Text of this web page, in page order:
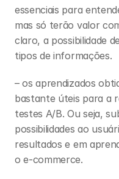
essenciais para
mas só terão valor
claro, a possibilidade
tipos de informações.
– os aprendizados
bastante úteis para a
testes A/B. Ou seja,
possibilidades ao
resultados e em
o e-commerce.